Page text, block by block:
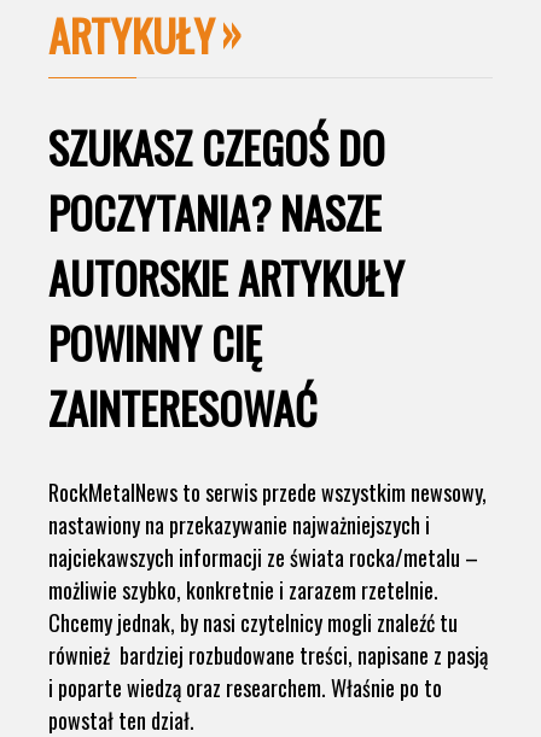
ARTYKUŁY
SZUKASZ CZEGOŚ DO
POCZYTANIA? NASZE
AUTORSKIE ARTYKUŁY
POWINNY CIĘ
ZAINTERESOWAĆ
RockMetalNews to serwis przede wszystkim newsowy,
nastawiony na przekazywanie najważniejszych i
najciekawszych informacji ze świata rocka/metalu –
możliwie szybko, konkretnie i zarazem rzetelnie.
Chcemy jednak, by nasi czytelnicy mogli znaleźć tu
również bardziej rozbudowane treści, napisane z pasją
i poparte wiedzą oraz researchem. Właśnie po to
powstał ten dział.